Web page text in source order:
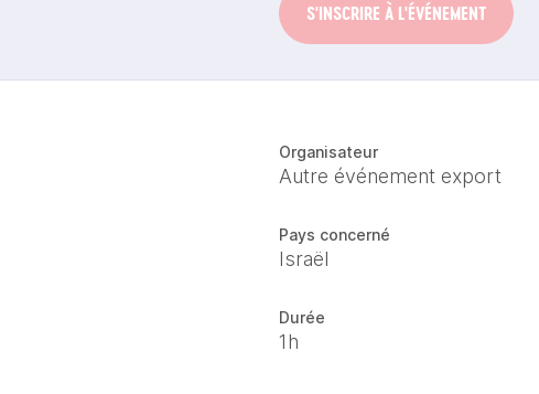
S'INSCRIRE À L'ÉVÉNEMENT
Organisateur
Autre événement export
Pays concerné
Israël
Durée
1h